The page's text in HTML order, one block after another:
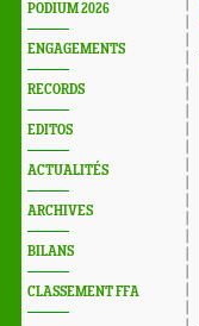
PODIUM 2026
ENGAGEMENTS
RECORDS
EDITOS
ACTUALITÉS
ARCHIVES
BILANS
CLASSEMENT FFA